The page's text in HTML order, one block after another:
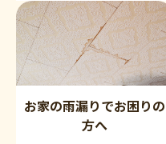
お家の雨漏りでお困りの
方へ